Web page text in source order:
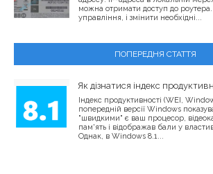
можна отримати доступ до
управління, і змінити необхідні...
ПОПЕРЕДНЯ СТАТТЯ
Як дізнатися індекс
Індекс продуктивності (WEI,
попередній версії Windows
"швидкими" є ваш процесор,
пам'ять і відображав бали у
Однак, в Windows 8.1...